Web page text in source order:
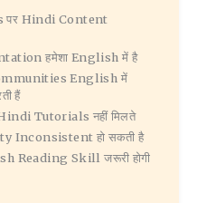
पर Hindi Content
हमेशा English में है
English में
हैं
Tutorials नहीं मिलते
Inconsistent हो सकती है
Reading Skill जरूरी होगी